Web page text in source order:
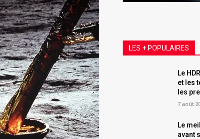
LES + POPULAIRES
Le
et les
les
7 août
Le
avant